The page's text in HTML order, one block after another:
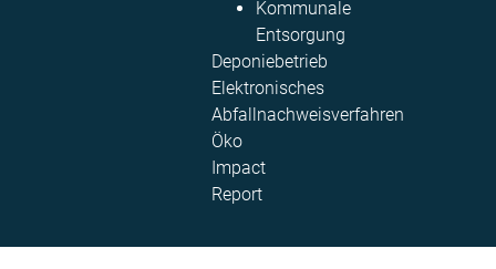
Kommunale
Entsorgung​
Deponiebetrieb
Elektronisches
Abfallnachweisverfahren
Öko
Impact
Report